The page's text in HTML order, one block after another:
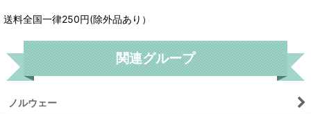
送料全国一律250円(除外品あり）
関連グループ
ノルウェー